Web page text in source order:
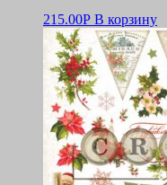
215.00Р В корзину